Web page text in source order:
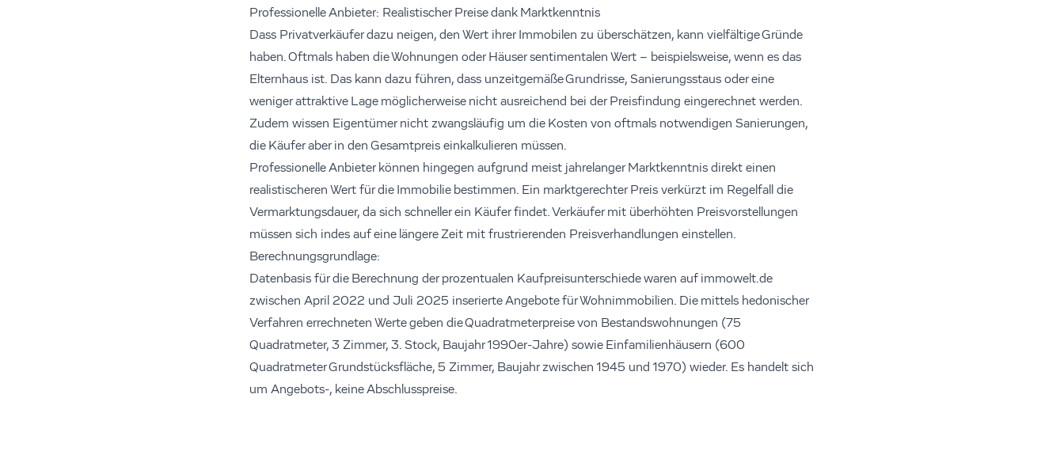
Professionelle Anbieter: Realistischer Preise dank Marktkenntnis
Dass Privatverkäufer dazu neigen, den Wert ihrer Immobilen zu überschätzen, kann vielfältige Gründe
haben. Oftmals haben die Wohnungen oder Häuser sentimentalen Wert – beispielsweise, wenn es das
Elternhaus ist. Das kann dazu führen, dass unzeitgemäße Grundrisse, Sanierungsstaus oder eine
weniger attraktive Lage möglicherweise nicht ausreichend bei der Preisfindung eingerechnet werden.
Zudem wissen Eigentümer nicht zwangsläufig um die Kosten von oftmals notwendigen Sanierungen,
die Käufer aber in den Gesamtpreis einkalkulieren müssen.
Professionelle Anbieter können hingegen aufgrund meist jahrelanger Marktkenntnis direkt einen
realistischeren Wert für die Immobilie bestimmen. Ein marktgerechter Preis verkürzt im Regelfall die
Vermarktungsdauer, da sich schneller ein Käufer findet. Verkäufer mit überhöhten Preisvorstellungen
müssen sich indes auf eine längere Zeit mit frustrierenden Preisverhandlungen einstellen.
Berechnungsgrundlage:
Datenbasis für die Berechnung der prozentualen Kaufpreisunterschiede waren auf immowelt.de
zwischen April 2022 und Juli 2025 inserierte Angebote für Wohnimmobilien. Die mittels hedonischer
Verfahren errechneten Werte geben die Quadratmeterpreise von Bestandswohnungen (75
Quadratmeter, 3 Zimmer, 3. Stock, Baujahr 1990er-Jahre) sowie Einfamilienhäusern (600
Quadratmeter Grundstücksfläche, 5 Zimmer, Baujahr zwischen 1945 und 1970) wieder. Es handelt sich
um Angebots-, keine Abschlusspreise.